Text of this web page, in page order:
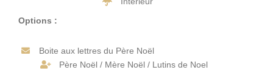
Options :
Boite aux lettres du Père Noël
Père Noël / Mère Noël / Lutins de Noel